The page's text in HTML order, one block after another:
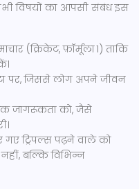
विषयों का आपसी संबंध इस
(क्रिकेट, फ़ॉर्मूला 1) ताकि
पर, जिससे लोग अपने जीवन
जागरूकता को, जैसे
ट्रिपल्स पढ़ने वाले को
बल्कि विभिन्न